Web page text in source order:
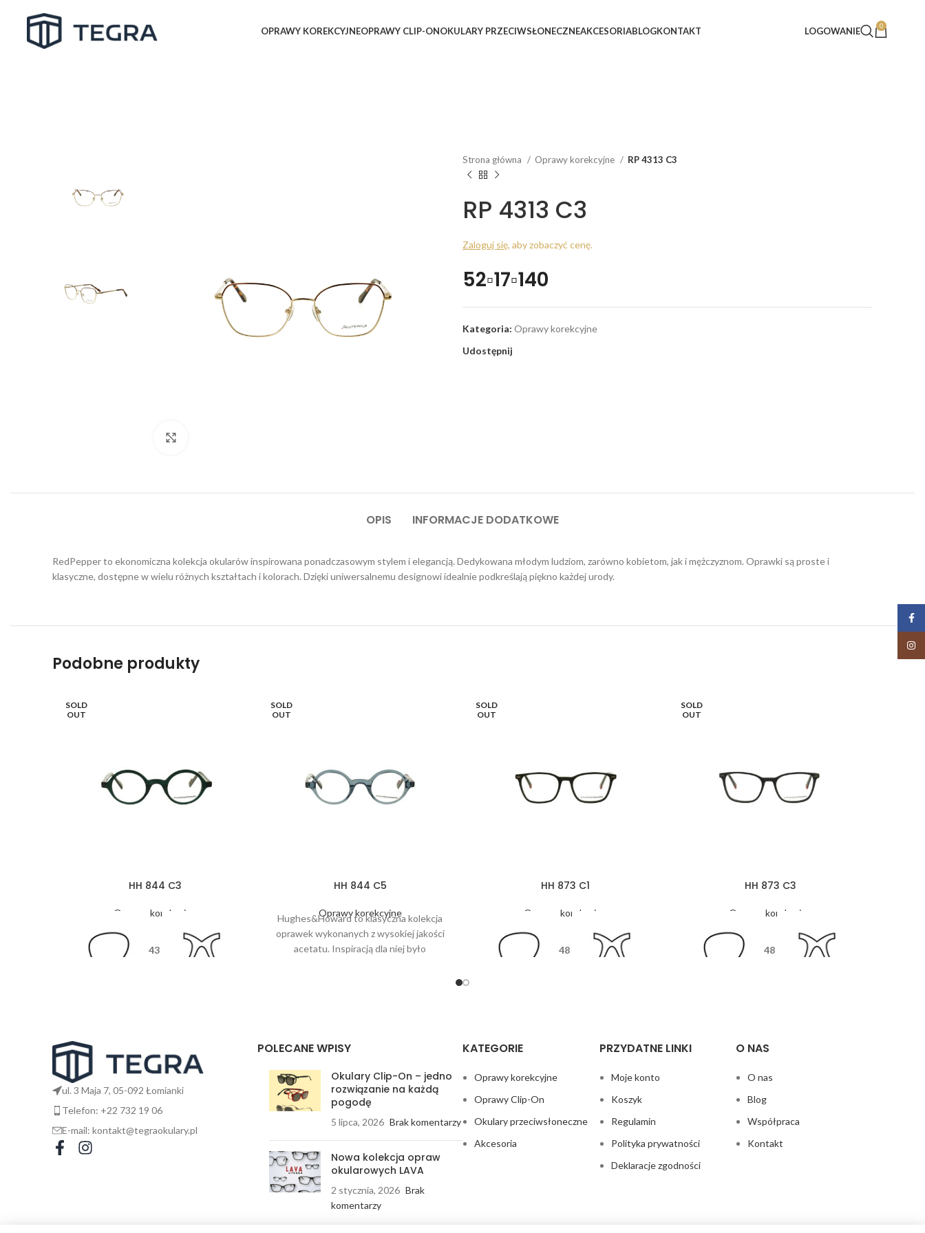
OPRAWY KOREKCYJNEOPRAWY CLIP-ONOKULARY PRZECIWSŁONECZNEAKCESORIABLOGKONTAKT LOGOWANIE 0
Strona główna Oprawy korekcyjne RP 4313 C3
RP 4313 C3
Zaloguj się, aby zobaczyć cenę.
52▫17▫140
Kategoria: Oprawy korekcyjne
Udostępnij
OPIS INFORMACJE DODATKOWE
RedPepper to ekonomiczna kolekcja okularów inspirowana ponadczasowym stylem i elegancją. Dedykowana młodym ludziom, zarówno kobietom, jak i mężczyznom. Oprawki są proste i
klasyczne, dostępne w wielu różnych kształtach i kolorach. Dzięki uniwersalnemu designowi idealnie podkreślają piękno każdej urody.
Podobne produkty
SOLD
OUT
HH 844 C3
Oprawy korekcyjne
43
SOLD
OUT
HH 844 C5
Oprawy korekcyjne
Hughes&Howard to klasyczna kolekcja
oprawek wykonanych z wysokiej jakości
acetatu. Inspiracją dla niej było
SOLD
OUT
HH 873 C1
Oprawy korekcyjne
48
SOLD
OUT
HH 873 C3
Oprawy korekcyjne
48
ul. 3 Maja 7, 05-092 Łomianki
Telefon: +22 732 19 06
E-mail: kontakt@tegraokulary.pl
POLECANE WPISY
Okulary Clip-On – jedno
rozwiązanie na każdą
pogodę
5 lipca, 2026 Brak komentarzy
Nowa kolekcja opraw
okularowych LAVA
2 stycznia, 2026 Brak
komentarzy
KATEGORIE
Oprawy korekcyjne
Oprawy Clip-On
Okulary przeciwsłoneczne
Akcesoria
PRZYDATNE LINKI
Moje konto
Koszyk
Regulamin
Polityka prywatności
Deklaracje zgodności
O NAS
O nas
Blog
Współpraca
Kontakt